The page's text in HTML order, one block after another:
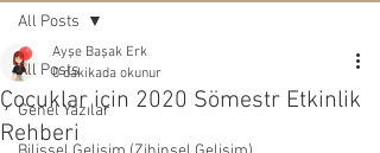
All Posts
Genel Yazılar
All Posts
Çocuklar için 2020 Sömestr Etkinlik
Rehberi
Ayşe Başak Erk
0 dakikada okunur